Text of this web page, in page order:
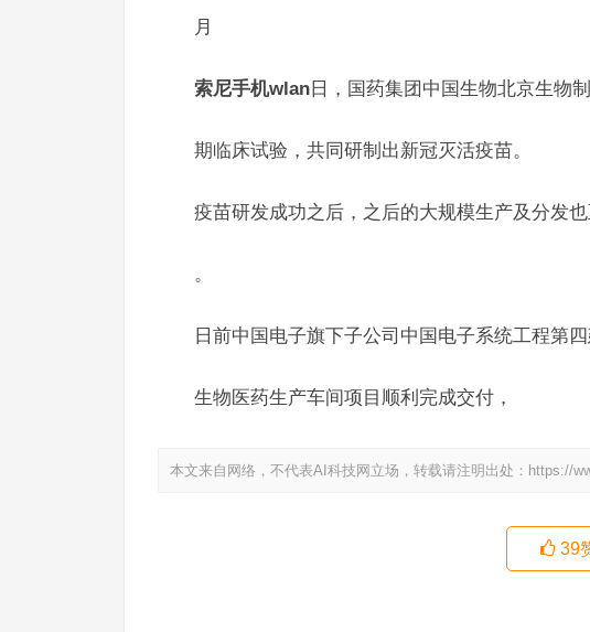
月
索尼手机wlan 日，国药集团中国生物北京生物
期临床试验，共同研制出新冠灭活疫苗。
疫苗研发成功之后，之后的大规模生产及分发也
。
日前中国电子旗下子公司中国电子系统工程第
生物医药生产车间项目顺利完成交付，
本文来自网络，不代表AI科技网立场，转载请注明出处： https://
39